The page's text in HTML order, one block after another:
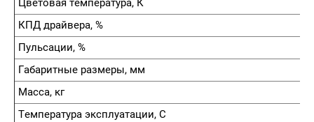
Цветовая температура, К
КПД драйвера, %
Пульсации, %
Габаритные размеры, мм
Масса, кг
Температура эксплуатации, С